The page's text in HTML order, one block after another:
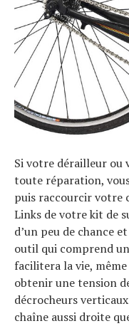
Si votre dérailleur ou
toute réparation,
puis raccourcir votre
Links de votre kit de
d’un peu de chance
outil qui comprend
facilitera la vie,
obtenir une tension
décrocheurs
chaîne aussi droite